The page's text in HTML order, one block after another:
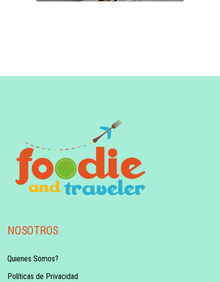
NOSOTROS
Quienes Somos?
Políticas de Privacidad